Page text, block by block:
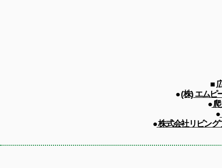
■
●(株) エムピ
●爬
●
●株式会社リビング